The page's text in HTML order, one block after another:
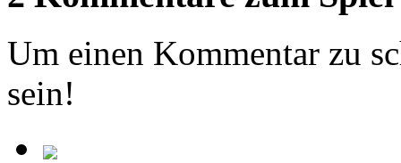
Um einen Kommentar zu
sein!